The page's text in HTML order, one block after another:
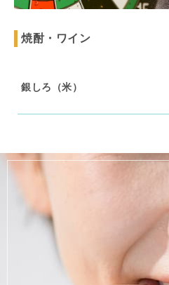
焼酎・ワイン
銀しろ（米）